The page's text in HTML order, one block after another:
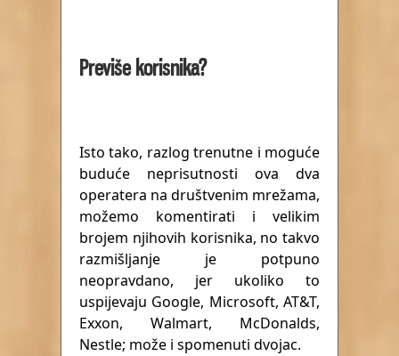
Previše korisnika?
Isto tako, razlog trenutne i moguće
buduće neprisutnosti ova dva
operatera na društvenim mrežama,
možemo komentirati i velikim
brojem njihovih korisnika, no takvo
razmišljanje je potpuno
neopravdano, jer ukoliko to
uspijevaju Google, Microsoft, AT&T,
Exxon, Walmart, McDonalds,
Nestle; može i spomenuti dvojac.